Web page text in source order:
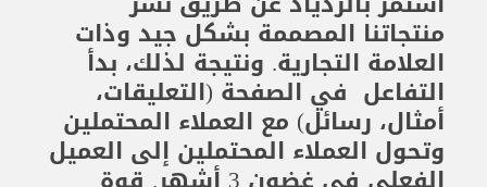
منتجاتنا المصممة بشكل جيد وذات
العلامة التجارية. ونتيجة لذلك، بدأ
التفاعل في الصفحة (التعليقات،
أمثال، رسائل) مع العملاء المحتملين
وتحول العملاء المحتملين إلى العميل